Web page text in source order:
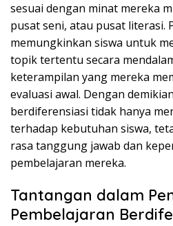
sesuai dengan minat mereka
pusat seni, atau pusat literasi.
memungkinkan siswa untuk
topik tertentu secara
keterampilan yang mereka
evaluasi awal. Dengan
berdiferensiasi tidak hanya
terhadap kebutuhan siswa,
rasa tanggung jawab dan
pembelajaran mereka.
Tantangan dalam
Pembelajaran